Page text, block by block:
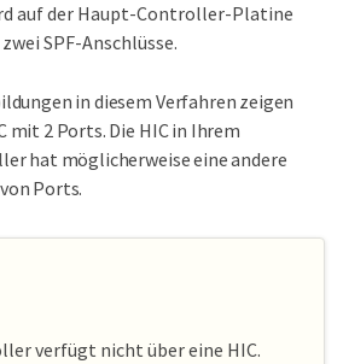
auf der Haupt-Controller-Platine
SPF-Anschlüsse.
in diesem Verfahren zeigen
mit 2 Ports. Die HIC in Ihrem
hat möglicherweise eine andere
Ports.
verfügt nicht über eine HIC.